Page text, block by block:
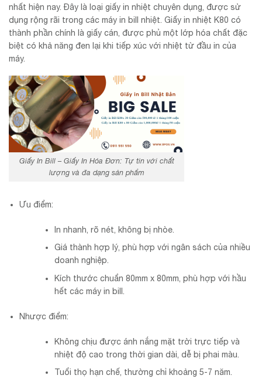
nhất hiện nay. Đây là loại giấy in nhiệt chuyên dụng, được sử
dụng rộng rãi trong các máy in bill nhiệt. Giấy in nhiệt K80 có
thành phần chính là giấy cán, được phủ một lớp hóa chất đặc
biệt có khả năng đen lại khi tiếp xúc với nhiệt từ đầu in của
máy.
Giấy In Bill – Giấy In Hóa Đơn: Tự tin với chất
lượng và đa dạng sản phẩm
Ưu điểm:
In nhanh, rõ nét, không bị nhòe.
Giá thành hợp lý, phù hợp với ngân sách của nhiều
doanh nghiệp.
Kích thước chuẩn 80mm x 80mm, phù hợp với hầu
hết các máy in bill.
Nhược điểm:
Không chịu được ánh nắng mặt trời trực tiếp và
nhiệt độ cao trong thời gian dài, dễ bị phai màu.
Tuổi thọ hạn chế, thường chỉ khoảng 5-7 năm.